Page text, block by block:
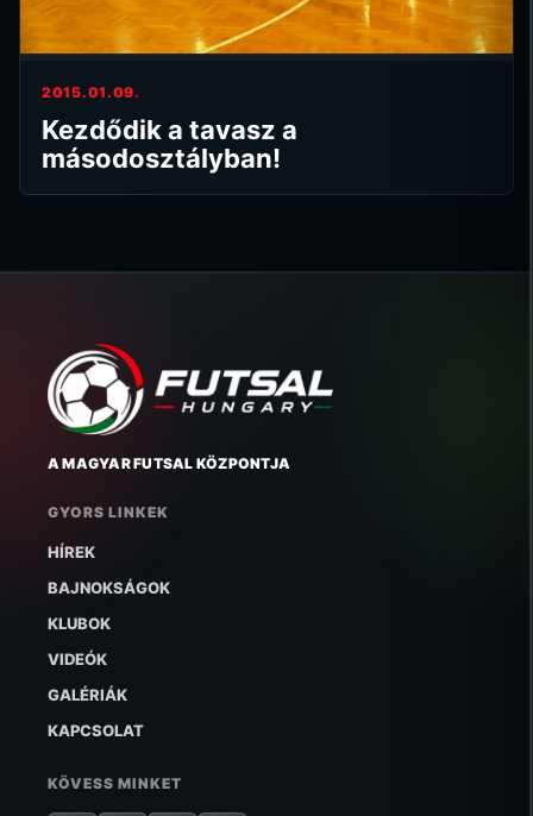
2015.01.09.
Kezdődik a tavasz a
másodosztályban!
A MAGYAR FUTSAL KÖZPONTJA
GYORS LINKEK
HÍREK
BAJNOKSÁGOK
KLUBOK
VIDEÓK
GALÉRIÁK
KAPCSOLAT
KÖVESS MINKET